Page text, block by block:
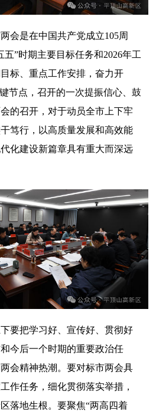
会是在中国共产党成立105周
”时期主要目标任务和2026年工
标、重点工作安排，奋力开
节点，召开的一次提振信心、鼓
的召开，对于动员全市上下牢
笃行，以高质量发展和高效能
化建设新篇章具有重大而深远
要把学习好、宣传好、贯彻好
今后一个时期的重要政治任
会精神热潮。要对标市两会具
作任务，细化贯彻落实举措，
落地生根。要聚焦“两高四着